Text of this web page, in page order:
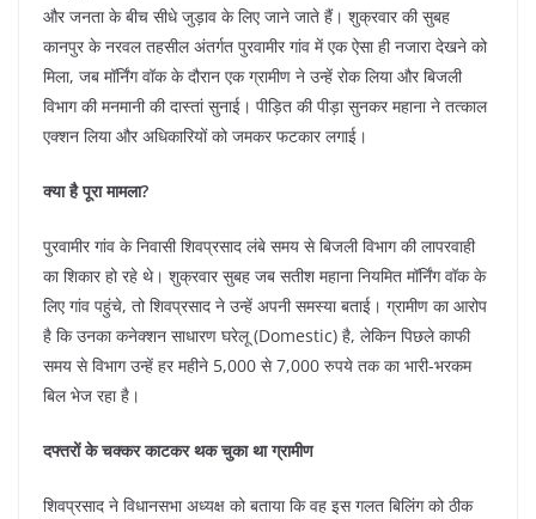
और जनता के बीच सीधे जुड़ाव के लिए जाने जाते हैं। शुक्रवार की सुबह
कानपुर के नरवल तहसील अंतर्गत पुरवामीर गांव में एक ऐसा ही नजारा देखने को
मिला, जब मॉर्निंग वॉक के दौरान एक ग्रामीण ने उन्हें रोक लिया और बिजली
विभाग की मनमानी की दास्तां सुनाई। पीड़ित की पीड़ा सुनकर महाना ने तत्काल
एक्शन लिया और अधिकारियों को जमकर फटकार लगाई।
क्या है पूरा मामला?
​पुरवामीर गांव के निवासी शिवप्रसाद लंबे समय से बिजली विभाग की लापरवाही
का शिकार हो रहे थे। शुक्रवार सुबह जब सतीश महाना नियमित मॉर्निंग वॉक के
लिए गांव पहुंचे, तो शिवप्रसाद ने उन्हें अपनी समस्या बताई। ग्रामीण का आरोप
है कि उनका कनेक्शन साधारण घरेलू (Domestic) है, लेकिन पिछले काफी
समय से विभाग उन्हें हर महीने 5,000 से 7,000 रुपये तक का भारी-भरकम
बिल भेज रहा है।
दफ्तरों के चक्कर काटकर थक चुका था ग्रामीण
​शिवप्रसाद ने विधानसभा अध्यक्ष को बताया कि वह इस गलत बिलिंग को ठीक